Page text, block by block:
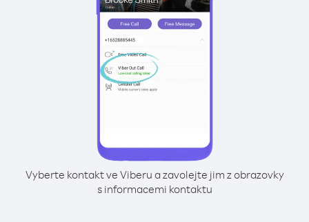
Vyberte kontakt ve Viberu a zavolejte jim z obrazovky
s informacemi kontaktu